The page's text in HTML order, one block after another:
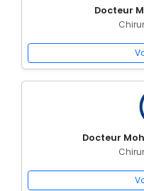
Docteur M
Docteur